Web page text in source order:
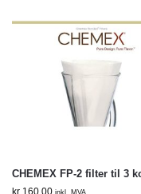
CHEMEX FP-2 filter til 3
kr 160,00 inkl. MVA